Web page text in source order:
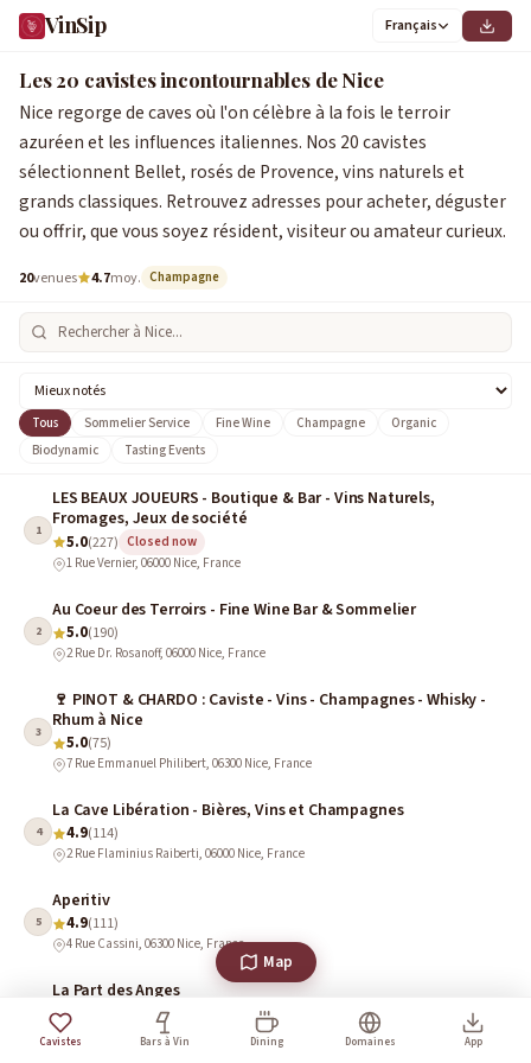
VinSip Français
Les 20 cavistes incontournables de Nice
Nice regorge de caves où l'on célèbre à la fois le terroir
azuréen et les influences italiennes. Nos 20 cavistes
sélectionnent Bellet, rosés de Provence, vins naturels et
grands classiques. Retrouvez adresses pour acheter, déguster
ou offrir, que vous soyez résident, visiteur ou amateur curieux.
20venues 4.7moy. Champagne
Tous Sommelier Service Fine Wine Champagne
Organic
Biodynamic
Tasting Events
1
LES BEAUX JOUEURS - Boutique & Bar - Vins Naturels,
Fromages, Jeux de société
5.0(227) Closed now
1 Rue Vernier, 06000 Nice, France
2
Au Coeur des Terroirs - Fine Wine Bar & Sommelier
5.0(190)
2 Rue Dr. Rosanoff, 06000 Nice, France
3
🍷 PINOT & CHARDO : Caviste - Vins - Champagnes - Whisky -
Rhum à Nice
5.0(75)
7 Rue Emmanuel Philibert, 06300 Nice, France
4
La Cave Libération - Bières, Vins et Champagnes
4.9(114)
2 Rue Flaminius Raiberti, 06000 Nice, France
5
Aperitiv
4.9(111)
4 Rue Cassini, 06300 Nice, France
La Part des Anges
4.8
Closed now
17 Rue Gubernatis, 06000 Nice, France
Cavistes Bars à Vin Dining Domaines App
Map